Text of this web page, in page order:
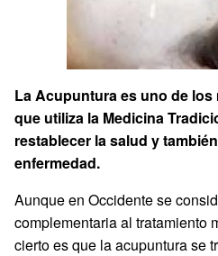
La Acupuntura es uno de
que utiliza la Medicina
restablecer la salud y
enfermedad.
Aunque en Occidente se
complementaria al tratamiento
cierto es que la acupuntura se